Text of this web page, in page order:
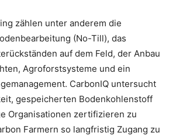
zählen unter anderem die
(No-Till), das
auf dem Feld, der Anbau
Agroforstsysteme und ein
CarbonIQ untersucht
gespeicherten Bodenkohlenstoff
Organisationen zertifizieren zu
Farmern so langfristig Zugang zu